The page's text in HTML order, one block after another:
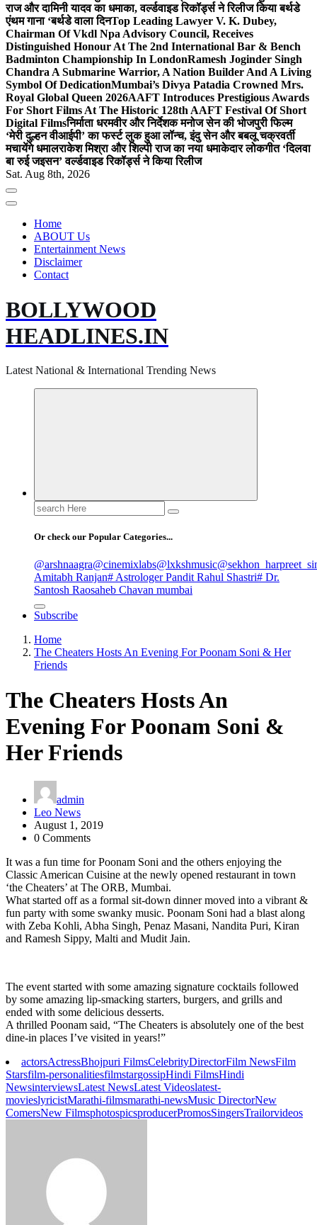
राज और दामिनी यादव का धमाका, वर्ल्डवाइड रिकॉर्ड्स ने रिलीज किया बर्थडे
एंथम गाना ‘बर्थडे वाला दिनTop Leading Lawyer V. K. Dubey,
Chairman Of Vkdl Npa Advisory Council, Receives
Distinguished Honour At The 2nd International Bar & Bench
Badminton Championship In LondonRamesh Joginder Singh
Chandra A Submarine Warrior, A Nation Builder And A Living
Symbol Of DedicationMumbai’s Divya Patadia Crowned Mrs.
Royal Global Queen 2026AAFT Introduces Prestigious Awards
For Short Films At The Historic 128th AAFT Festival Of Short
Digital Filmsनिर्माता धरमवीर और निर्देशक मनोज सेन की भोजपुरी फिल्म
‘मेरी दुल्हन वीआईपी’ का फर्स्ट लुक हुआ लॉन्च, इंदु सेन और बबलू चक्रवर्ती
मचायेंगे धमालराकेश मिश्रा और शिल्पी राज का नया धमाकेदार लोकगीत ‘दिलवा
बा रुई जइसन’ वर्ल्डवाइड रिकॉर्ड्स ने किया रिलीज
Sat. Aug 8th, 2026
Home
ABOUT Us
Entertainment News
Disclaimer
Contact
BOLLYWOOD
HEADLINES.IN
Latest National & International Trending News
Search
for:
Or check our Popular Categories...
@arshnaagra@cinemixlabs@lxkshmusic
Amitabh Ranjan# Astrologer Pandit Rahul Shastri# Dr.
Santosh Raosaheb Chavan mumbai
Subscribe
Home
The Cheaters Hosts An Evening For Poonam Soni & Her
Friends
The Cheaters Hosts An
Evening For Poonam Soni &
Her Friends
admin
Leo News
August 1, 2019
0 Comments
It was a fun time for Poonam Soni and the others enjoying the
Classic American Cuisine at the newly opened restaurant in town
‘the Cheaters’ at The ORB, Mumbai.
What started off as a formal sit-down dinner moved into a vibrant &
fun party with some swanky music. Poonam Soni had a blast along
with Zeba Kohli, Abha Singh, Penaz Masani, Nandita Puri, Kiran
and Ramesh Sippy, Malti and Mudit Jain.
The event started with some amazing signature cocktails followed
by some amazing lip-smacking starters, burgers, and grills and
ended with some delicious desserts.
A thrilled Poonam said, “The Cheaters is absolutely one of the best
dine-in places I’ve visited in years!”
actorsActressBhojpuri FilmsCelebrityDirectorFilm NewsFilm
Starsfilm-personalitiesfilmstargossipHindi FilmsHindi
NewsinterviewsLatest NewsLatest Videoslatest-
movieslyricistMarathi-filmsmarathi-newsMusic DirectorNew
ComersNew FilmsphotospicsproducerPromosSingersTrailorvideos